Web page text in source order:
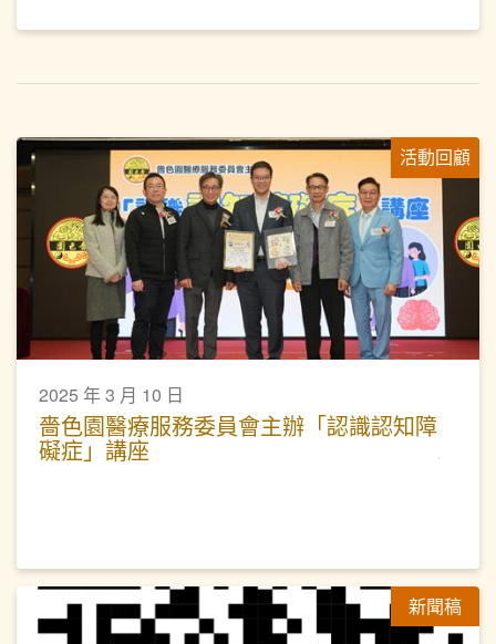
活動回顧
2025 年 3 月 10 日
嗇色園醫療服務委員會主辦「認識認知障
礙症」講座
新聞稿